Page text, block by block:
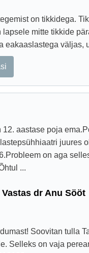
on tikkidega.
lapsele mitte tikkide
eakaaslastega väljas,
12. aastase poja
juures
on aga
...
Vastas dr Anu Sööt
Soovitan tulla
Selleks on vaja